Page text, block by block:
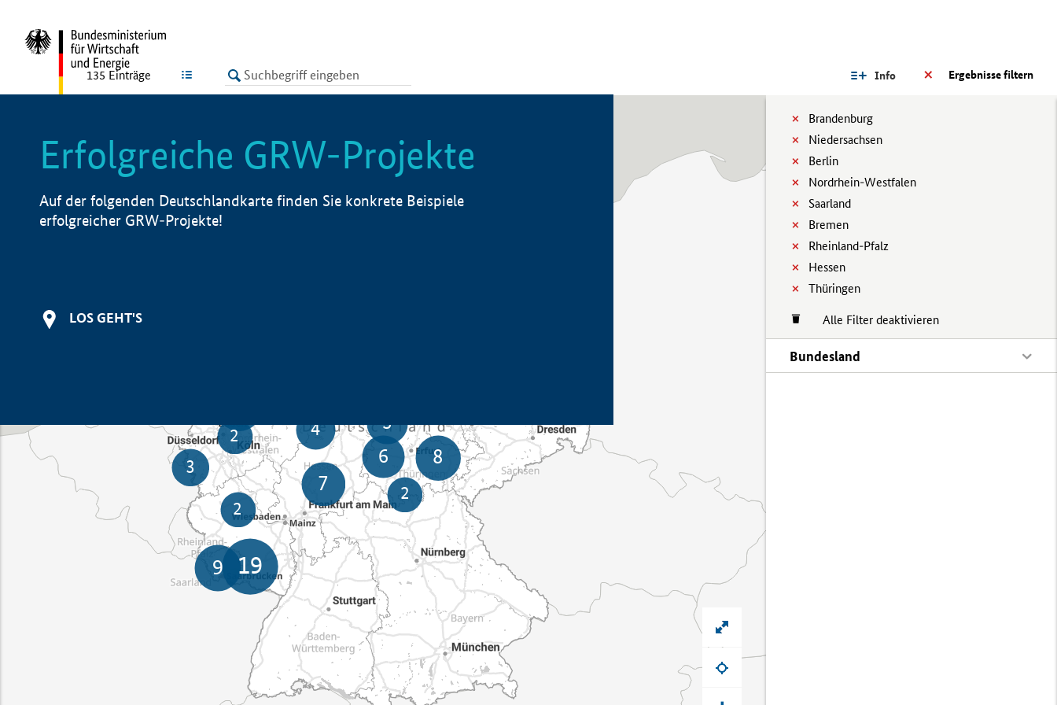
LISTE Ergebnisse filtern
Info
Brandenburg
Niedersachsen
Berlin
Nordrhein-Westfalen
Saarland
Bremen
Rheinland-Pfalz
Hessen
Thüringen
Alle Filter deaktivieren
Bundesland
135 Einträge
Erfolgreiche GRW-Projekte
Auf der folgenden Deutschlandkarte finden Sie konkrete Beispiele
erfolgreicher GRW-Projekte!
LOS GEHT'S